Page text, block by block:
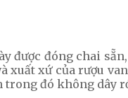
được đóng chai
xứ của rượu
đó không dây